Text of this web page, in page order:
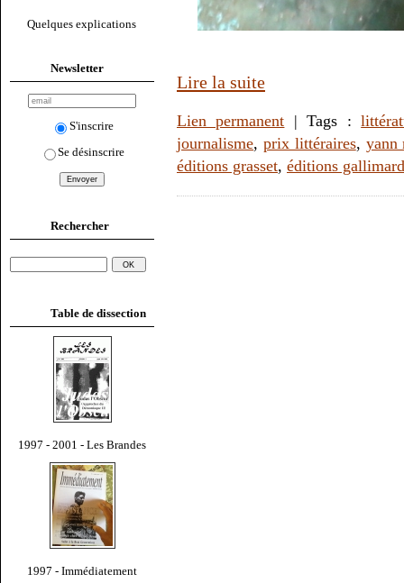
Quelques explications
Newsletter
S'inscrire
Se désinscrire
Rechercher
Table de dissection
1997 - 2001 - Les Brandes
1997 - Immédiatement
Lire la suite
Lien permanent | Tags :
journalisme, prix littéraires, yann
éditions grasset, éditions gallimard